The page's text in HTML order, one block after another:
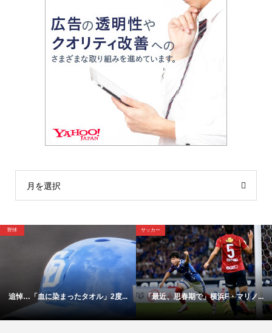
月を選択
野球
追悼…「血に染まったタオル」2度...
サッカー
「最近、思春期で」横浜F・マリノ...